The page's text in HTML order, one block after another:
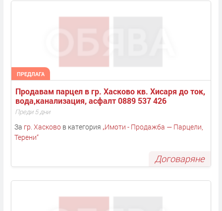
ПРЕДЛАГА
Продавам парцел в гр. Хасково кв. Хисаря до ток,
вода,канализация, асфалт 0889 537 426
Преди 5 дни
За гр. Хасковов категория „Имоти - Продажба — Парцели,
Терени“
Договаряне